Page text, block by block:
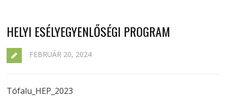
HELYI ESÉLYEGYENLŐSÉGI PROGRAM
FEBRUÁR 20, 2024
Tófalu_HEP_2023